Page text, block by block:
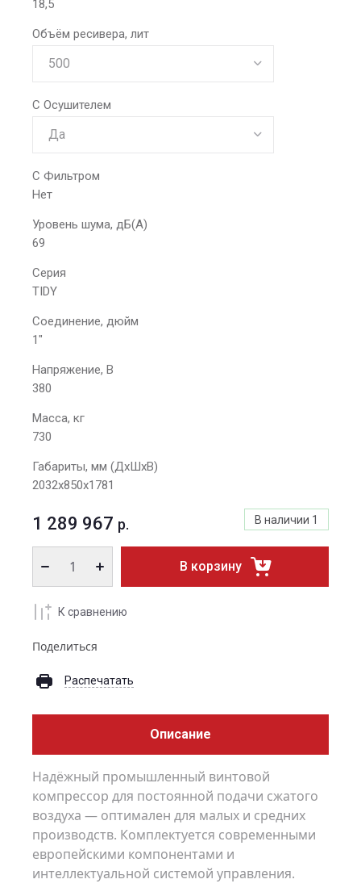
18,5
Объём ресивера, лит
С Осушителем
С Фильтром
Нет
Уровень шума, дБ(А)
69
Серия
TIDY
Соединение, дюйм
1"
Напряжение, В
380
Масса, кг
730
Габариты, мм (ДхШхВ)
2032x850x1781
В наличии 1
1 289 967 р.
В корзину
К сравнению
Поделиться
Распечатать
Описание
Надёжный промышленный винтовой
компрессор для постоянной подачи сжатого
воздуха — оптимален для малых и средних
производств. Комплектуется современными
европейскими компонентами и
интеллектуальной системой управления.